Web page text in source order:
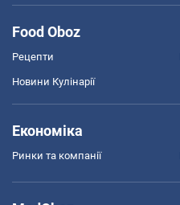
Food Oboz
Рецепти
Новини Кулінарії
Економіка
Ринки та компанії